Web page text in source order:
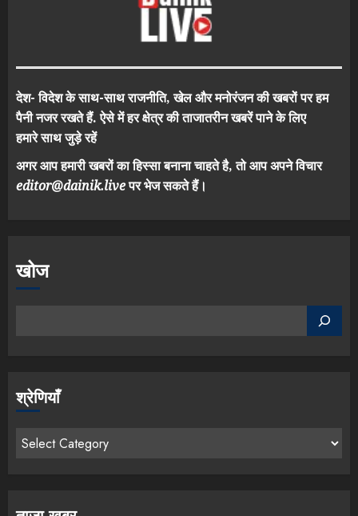
देश- विदेश के साथ-साथ राजनीति, खेल और मनोरंजन की खबरों पर हम
पैनी नजर रखते हैं. ऐसे में हर क्षेत्र की ताजातरीन खबरें पाने के लिए
हमारे साथ जुड़े रहें
अगर आप हमारी खबरों का हिस्सा बनाना चाहते है, तो आप अपने विचार
editor@dainik.liveपर भेज सकते हैं।
खोज
श्रेणियाँ